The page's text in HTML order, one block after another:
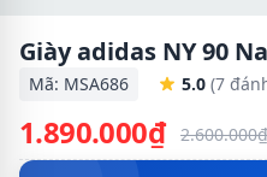
Giày adidas NY 90
Mã: MSA686 5.0 (7
1.890.000₫ 2.600.000₫